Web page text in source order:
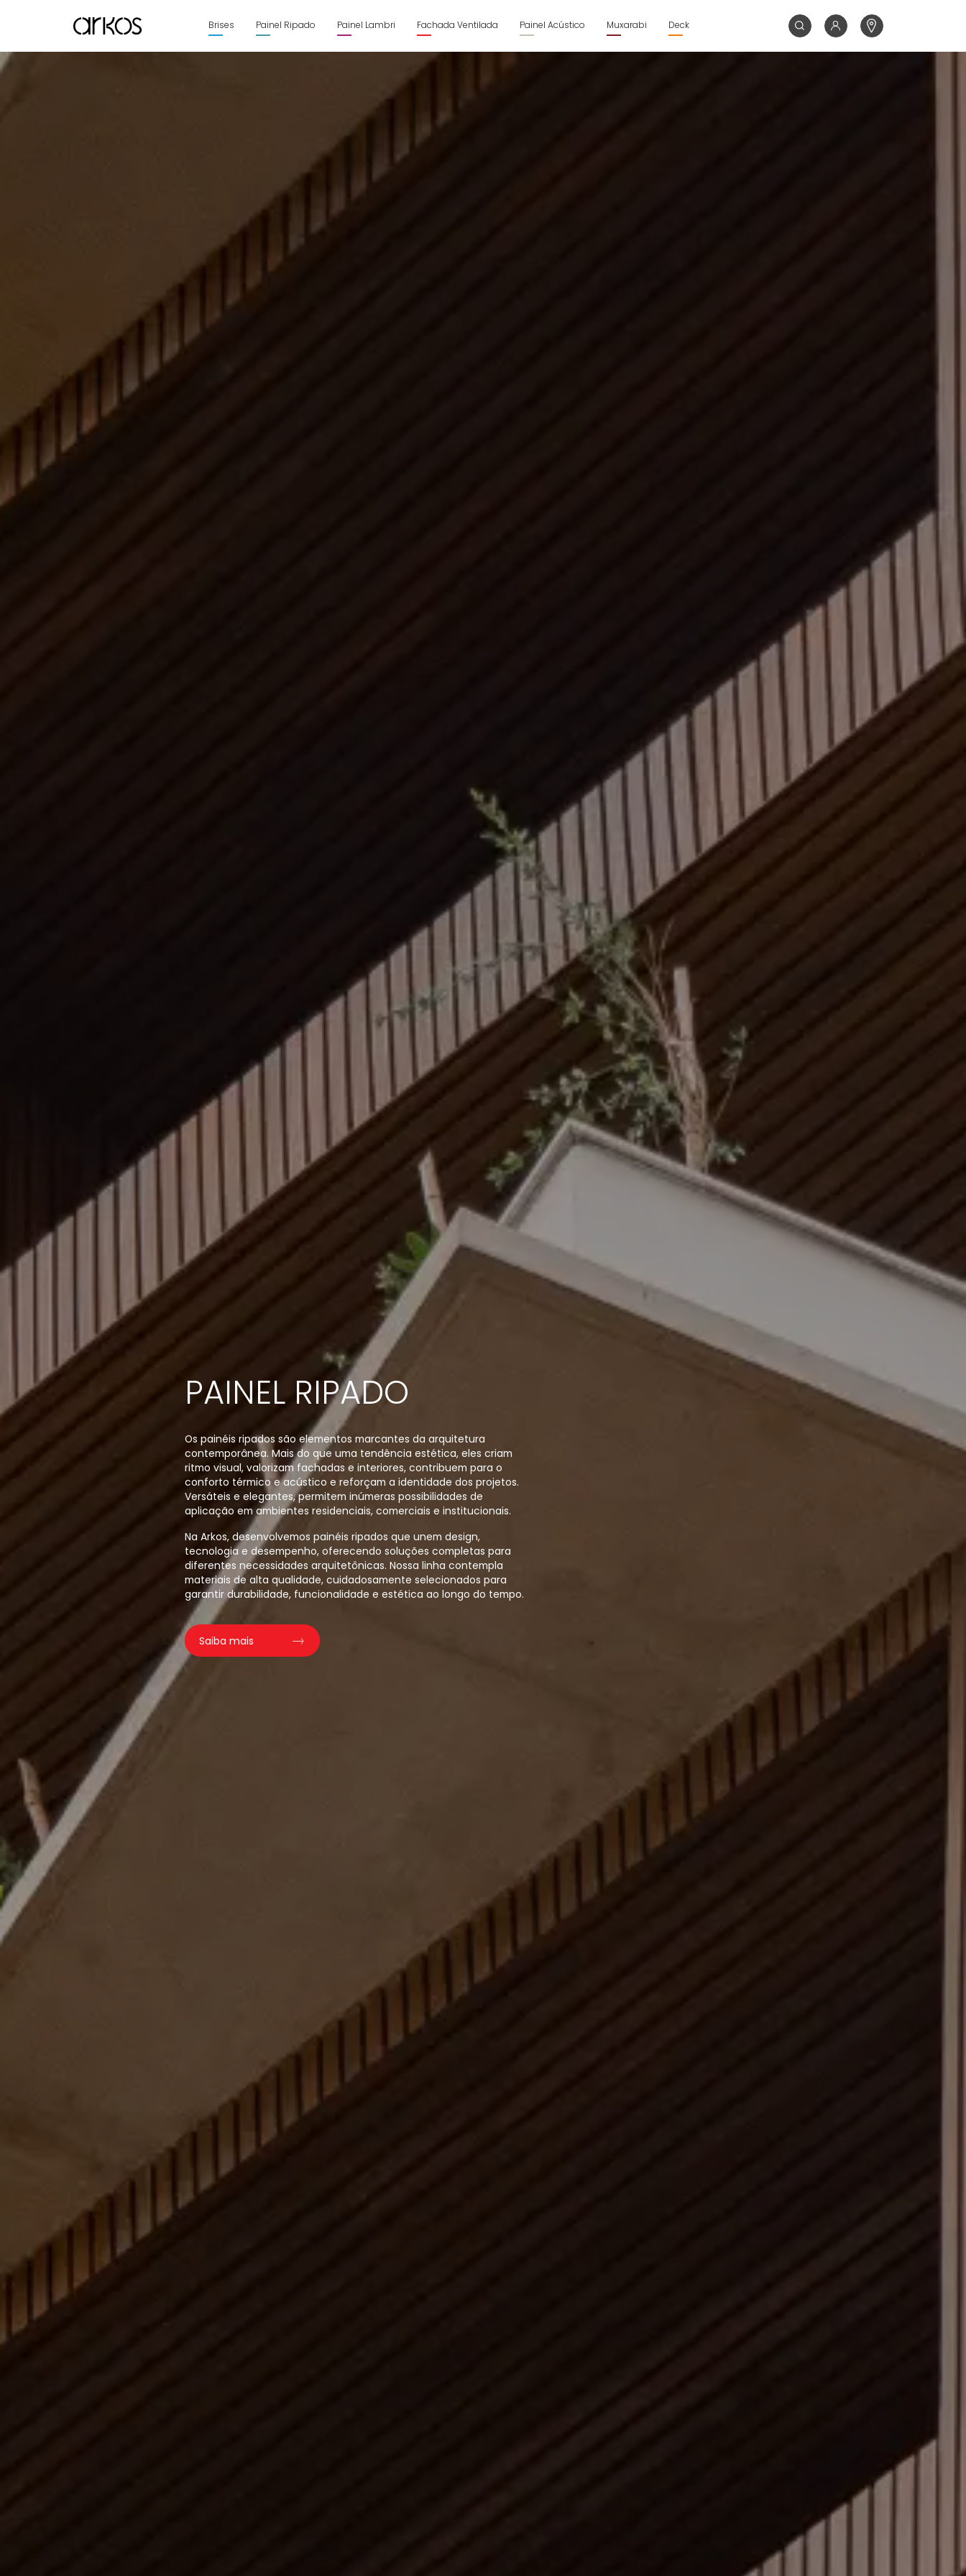
Brises Painel Ripado Painel Lambri Fachada Ventilada Painel Acústico Muxarabi Deck
PAINEL RIPADO
Os painéis ripados são elementos marcantes da arquitetura
contemporânea. Mais do que uma tendência estética, eles criam
ritmo visual, valorizam fachadas e interiores, contribuem para o
conforto térmico e acústico e reforçam a identidade dos projetos.
Versáteis e elegantes, permitem inúmeras possibilidades de
aplicação em ambientes residenciais, comerciais e institucionais.
Na Arkos, desenvolvemos painéis ripados que unem design,
tecnologia e desempenho, oferecendo soluções completas para
diferentes necessidades arquitetônicas. Nossa linha contempla
materiais de alta qualidade, cuidadosamente selecionados para
garantir durabilidade, funcionalidade e estética ao longo do tempo.
Saiba mais